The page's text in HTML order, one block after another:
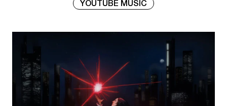
YOUTUBE MUSIC